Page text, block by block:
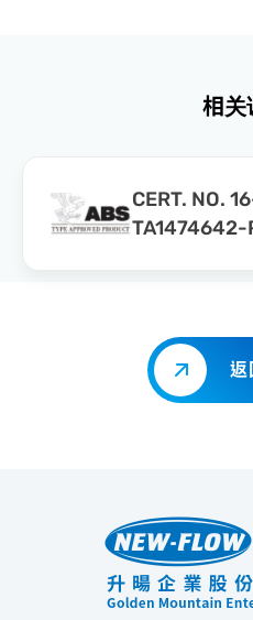
相关
CERT. NO.
TA1474642-
返